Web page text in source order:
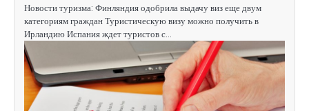
Новости туризма: Финляндия одобрила выдачу виз еще двум
категориям граждан Туристическую визу можно получить в
Ирландию Испания ждет туристов с…